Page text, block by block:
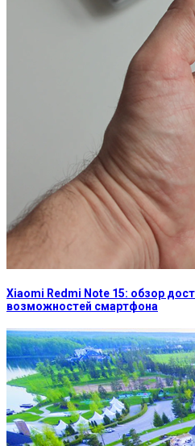
Xiaomi Redmi Note 15: обзор
возможностей смартфона